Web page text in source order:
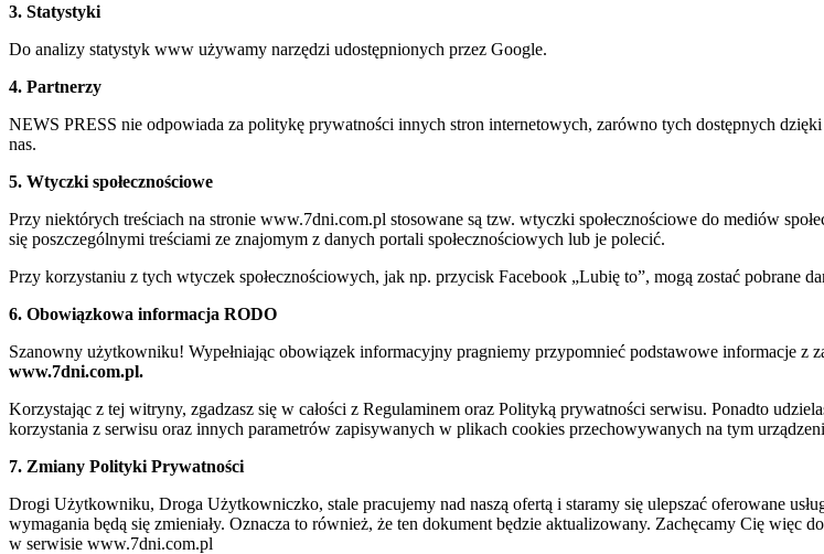
3. Statystyki
Do analizy statystyk www używamy narzędzi udostępnionych przez Google.
4. Partnerzy
NEWS PRESS nie odpowiada za politykę prywatności innych stron internetowych, zarówno tych dostępnych
nas.
5. Wtyczki społecznościowe
Przy niektórych treściach na stronie www.7dni.com.pl stosowane są tzw. wtyczki społecznościowe do mediów
się poszczególnymi treściami ze znajomym z danych portali społecznościowych lub je polecić.
Przy korzystaniu z tych wtyczek społecznościowych, jak np. przycisk Facebook „Lubię to”, mogą zostać pobrane
6. Obowiązkowa informacja RODO
Szanowny użytkowniku! Wypełniając obowiązek informacyjny pragniemy przypomnieć podstawowe informacje z
www.7dni.com.pl.
Korzystając z tej witryny, zgadzasz się w całości z Regulaminem oraz Polityką prywatności serwisu. Ponadto
korzystania z serwisu oraz innych parametrów zapisywanych w plikach cookies przechowywanych na tym
7. Zmiany Polityki Prywatności
Drogi Użytkowniku, Droga Użytkowniczko, stale pracujemy nad naszą ofertą i staramy się ulepszać oferowane
wymagania będą się zmieniały. Oznacza to również, że ten dokument będzie aktualizowany. Zachęcamy Cię
w serwisie www.7dni.com.pl